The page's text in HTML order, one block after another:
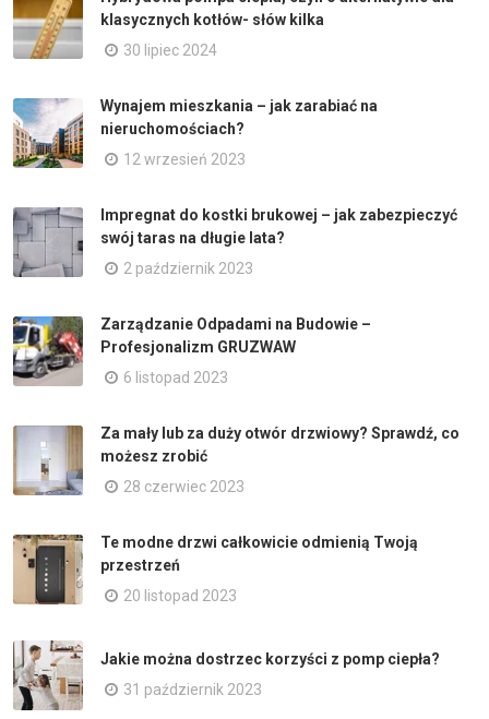
klasycznych kotłów- słów kilka
30 lipiec 2024
Wynajem mieszkania – jak zarabiać na
nieruchomościach?
12 wrzesień 2023
Impregnat do kostki brukowej – jak zabezpieczyć
swój taras na długie lata?
2 październik 2023
Zarządzanie Odpadami na Budowie –
Profesjonalizm GRUZWAW
6 listopad 2023
Za mały lub za duży otwór drzwiowy? Sprawdź, co
możesz zrobić
28 czerwiec 2023
Te modne drzwi całkowicie odmienią Twoją
przestrzeń
20 listopad 2023
Jakie można dostrzec korzyści z pomp ciepła?
31 październik 2023